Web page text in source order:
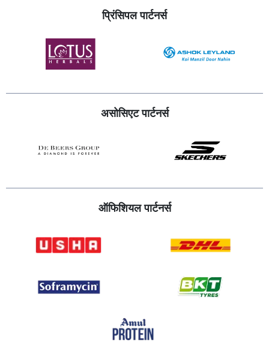
प्रिंसिपल पार्टनर्स
असोसिएट पार्टनर्स
ऑफिशियल पार्टनर्स